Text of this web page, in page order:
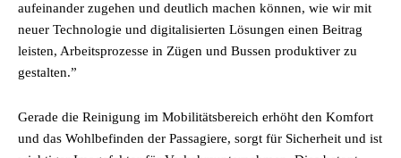
aufeinander zugehen und deutlich machen können, wie wir mit
neuer Technologie und digitalisierten Lösungen einen Beitrag
leisten, Arbeitsprozesse in Zügen und Bussen produktiver zu
gestalten.”
Gerade die Reinigung im Mobilitätsbereich erhöht den Komfort
und das Wohlbefinden der Passagiere, sorgt für Sicherheit und ist